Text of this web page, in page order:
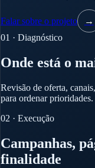
Falar sobre o projeto →
01 · Diagnóstico
Onde está o
Revisão de oferta,
para ordenar prioridades.
02 · Execução
Campanhas,
finalidade